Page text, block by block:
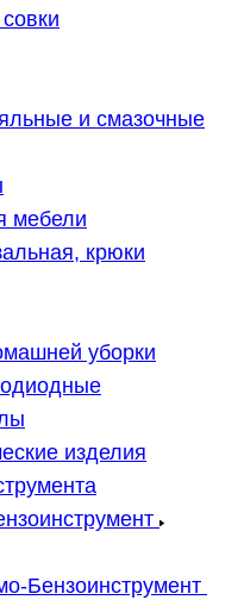
и смазочные
мебели
крюки
уборки
изделия
Бензоинструмент